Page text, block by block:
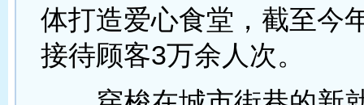
体打造爱心食堂，截至今
接待顾客3万余人次。